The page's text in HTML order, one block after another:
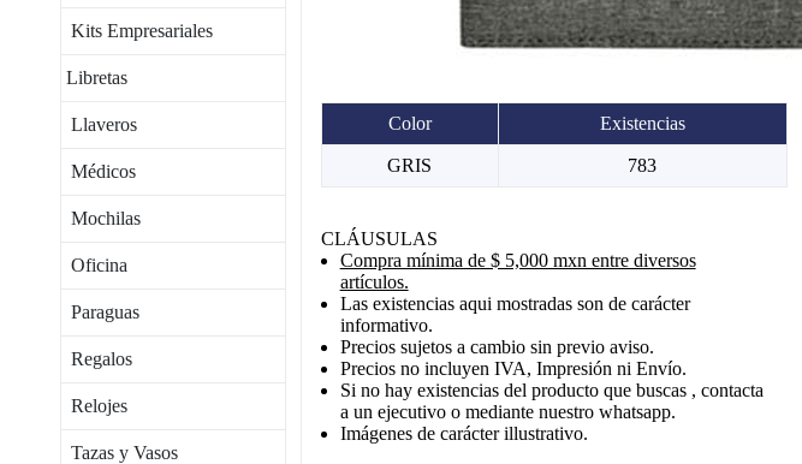
Kits Empresariales
Libretas
Llaveros
Médicos
Mochilas
Oficina
Paraguas
Regalos
Relojes
Tazas y Vasos
Color Existencias
GRIS 783
CLÁUSULAS
Compra mínima de $ 5,000 mxn entre diversos
artículos.
Las existencias aqui mostradas son de carácter
informativo.
Precios sujetos a cambio sin previo aviso.
Precios no incluyen IVA, Impresión ni Envío.
Si no hay existencias del producto que buscas , contacta
a un ejecutivo o mediante nuestro whatsapp.
Imágenes de carácter illustrativo.